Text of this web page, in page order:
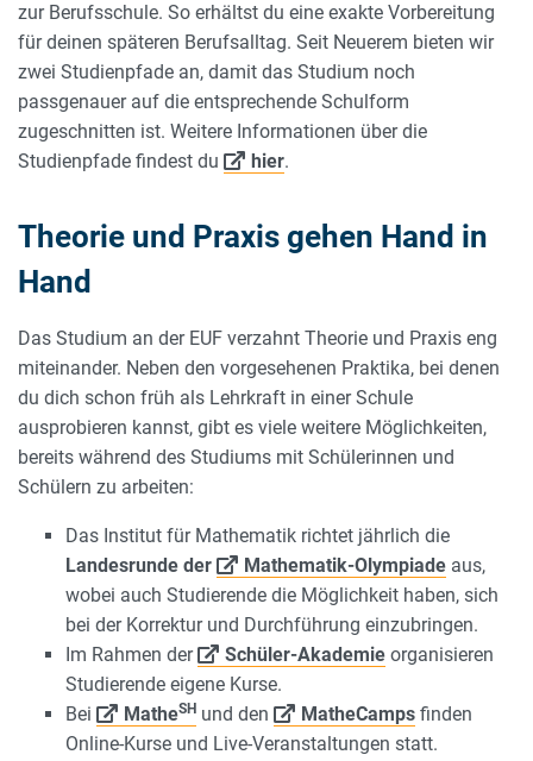
zur Berufsschule. So erhältst du eine exakte Vorbereitung
für deinen späteren Berufsalltag. Seit Neuerem bieten wir
zwei Studienpfade an, damit das Studium noch
passgenauer auf die entsprechende Schulform
zugeschnitten ist. Weitere Informationen über die
Studienpfade findest du
hier.
Theorie und Praxis gehen Hand in
Hand
Das Studium an der EUF verzahnt Theorie und Praxis eng
miteinander. Neben den vorgesehenen Praktika, bei denen
du dich schon früh als Lehrkraft in einer Schule
ausprobieren kannst, gibt es viele weitere Möglichkeiten,
bereits während des Studiums mit Schülerinnen und
Schülern zu arbeiten:
Das Institut für Mathematik richtet jährlich die
Landesrunde der
Mathematik-Olympiadeaus,
wobei auch Studierende die Möglichkeit haben, sich
bei der Korrektur und Durchführung einzubringen.
Im Rahmen der
Schüler-Akademieorganisieren
Studierende eigene Kurse.
Bei
MatheSHund den MatheCampsfinden
Online-Kurse und Live-Veranstaltungen statt.